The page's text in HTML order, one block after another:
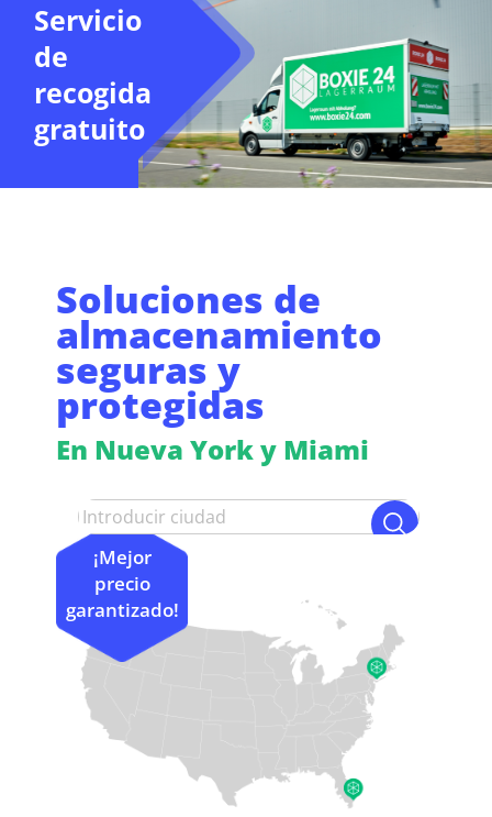
Servicio
de
recogida
gratuito
Soluciones de
almacenamiento
seguras y
protegidas
En Nueva York y Miami
¡Mejor
precio
garantizado!